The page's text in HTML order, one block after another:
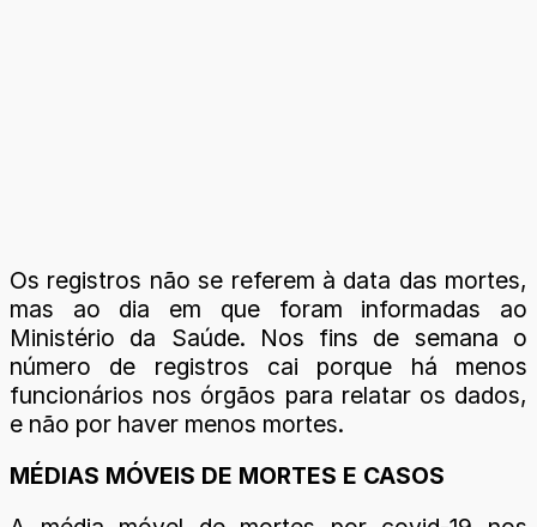
Os registros não se referem à data das mortes,
mas ao dia em que foram informadas ao
Ministério da Saúde. Nos fins de semana o
número de registros cai porque há menos
funcionários nos órgãos para relatar os dados,
e não por haver menos mortes.
MÉDIAS MÓVEIS DE MORTES E CASOS